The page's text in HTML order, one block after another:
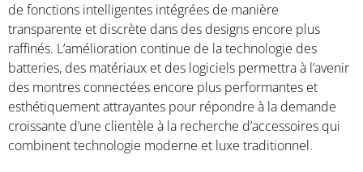
de fonctions intelligentes intégrées de manière
transparente et discrète dans des designs encore plus
raffinés. L’amélioration continue de la technologie des
batteries, des matériaux et des logiciels permettra à l’avenir
des montres connectées encore plus performantes et
esthétiquement attrayantes pour répondre à la demande
croissante d’une clientèle à la recherche d’accessoires qui
combinent technologie moderne et luxe traditionnel.